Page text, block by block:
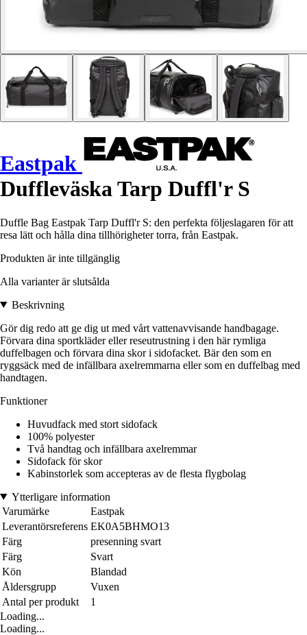
Eastpak
Duffleväska Tarp Duffl'r S
Duffle Bag Eastpak Tarp Duffl'r S: den perfekta följeslagaren för att
resa lätt och hålla dina tillhörigheter torra, från Eastpak.
Produkten är inte tillgänglig
Alla varianter är slutsålda
Beskrivning
Gör dig redo att ge dig ut med vårt vattenavvisande handbagage.
Förvara dina sportkläder eller reseutrustning i den här rymliga
duffelbagen och förvara dina skor i sidofacket. Bär den som en
ryggsäck med de infällbara axelremmarna eller som en duffelbag med
handtagen.
Funktioner
Huvudfack med stort sidofack
100% polyester
Två handtag och infällbara axelremmar
Sidofack för skor
Kabinstorlek som accepteras av de flesta flygbolag
Ytterligare information
Varumärke
Eastpak
Leverantörsreferens EK0A5BHMO13
Färg
presenning svart
Färg
Svart
Kön
Blandad
Åldersgrupp
Vuxen
Antal per produkt
1
Loading...
Loading...